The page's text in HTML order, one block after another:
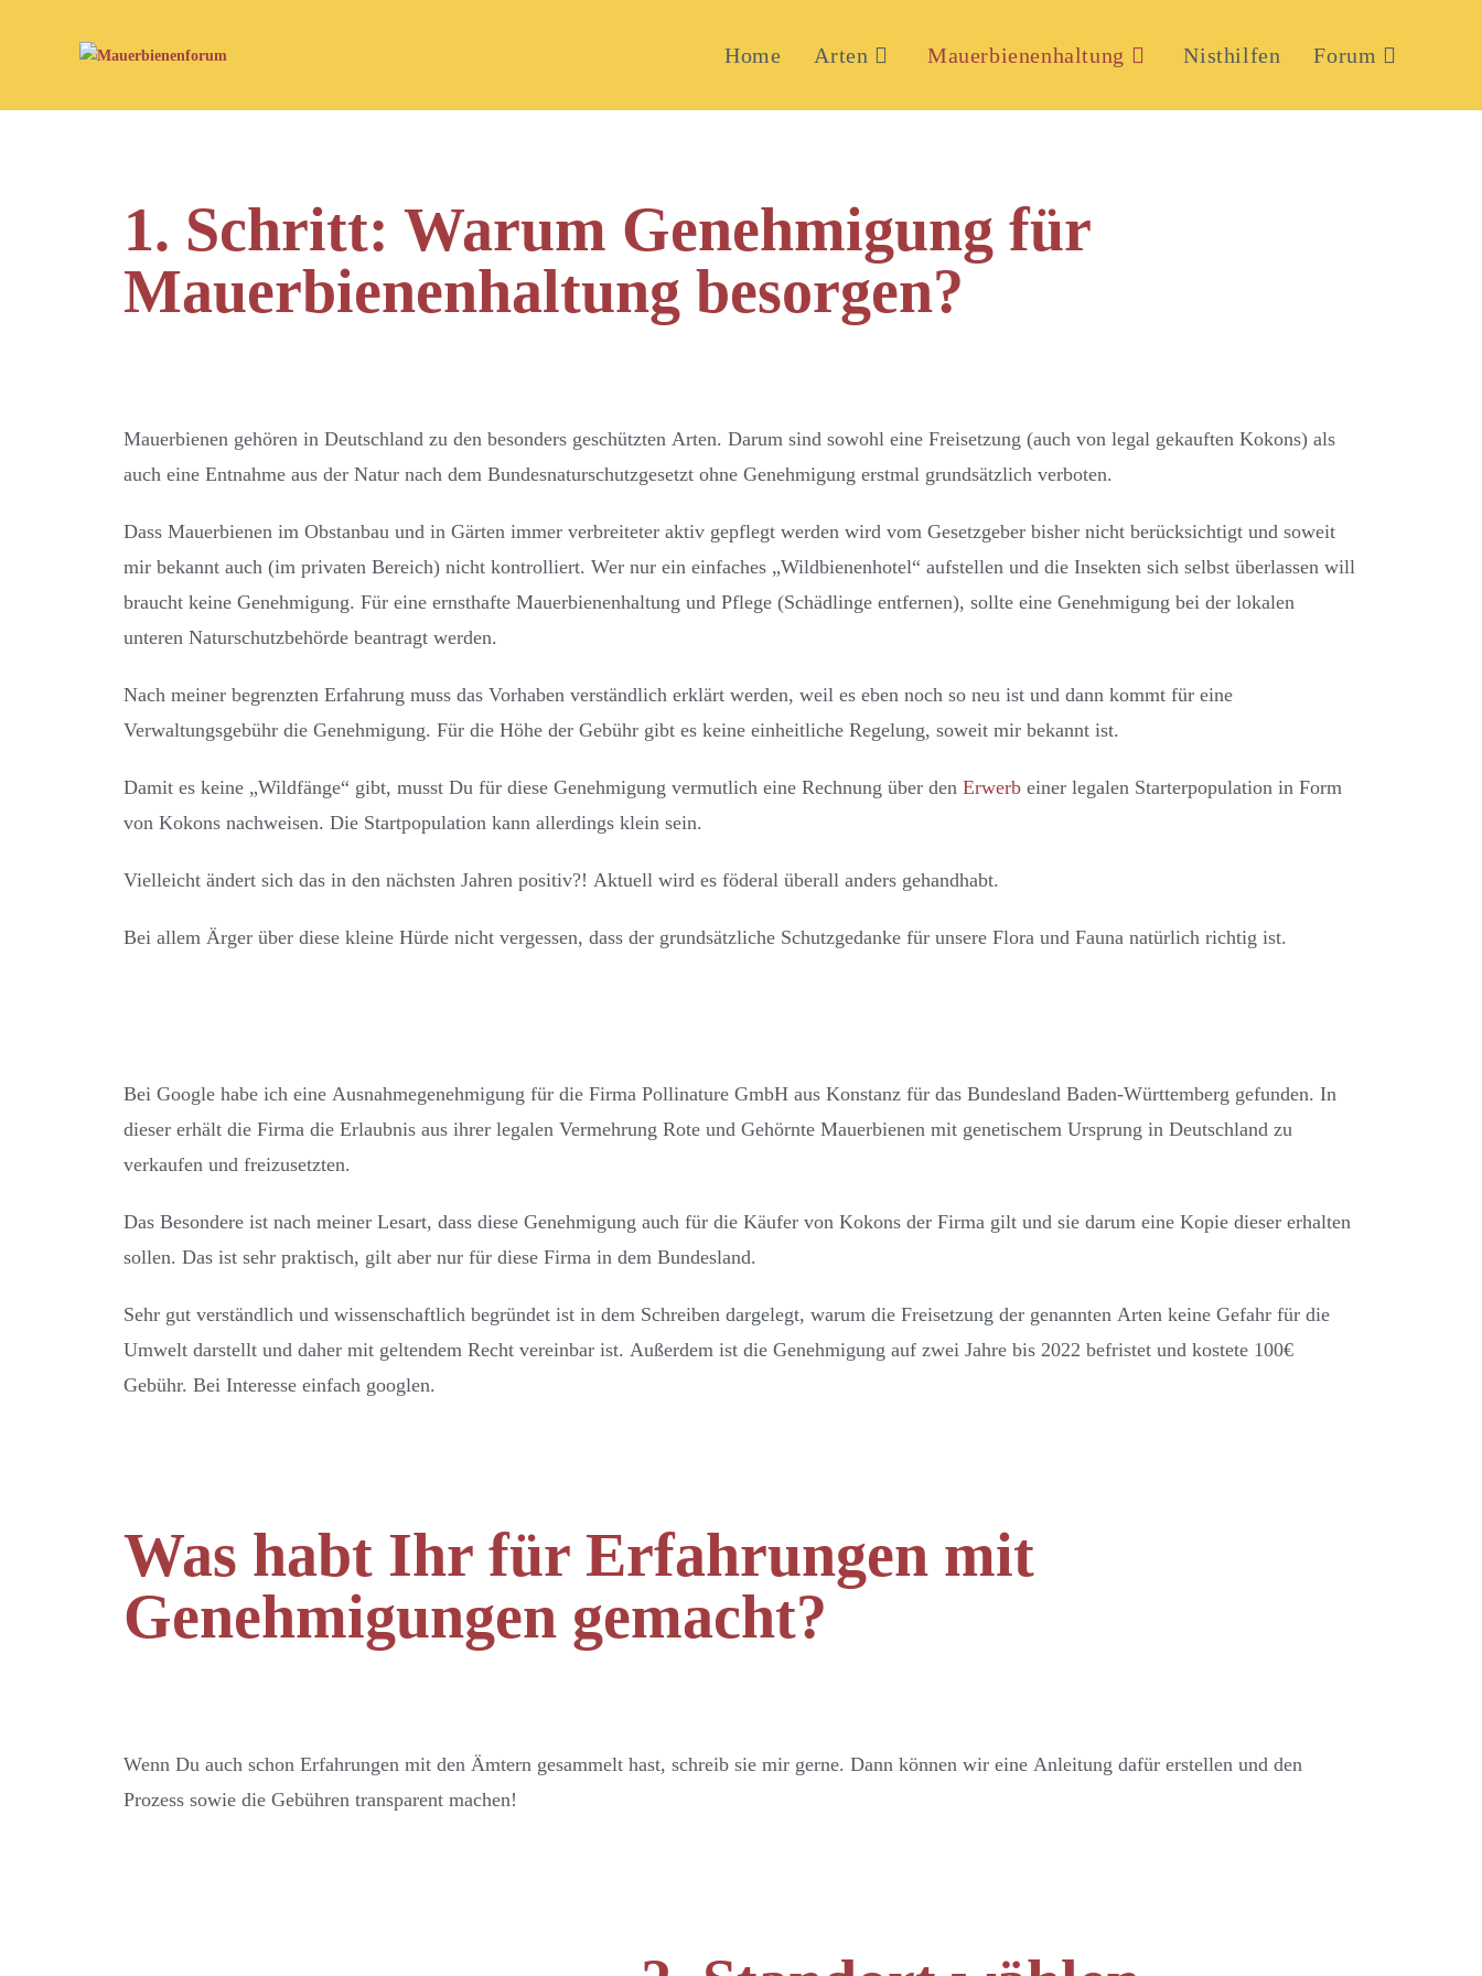
Home Arten Mauerbienenhaltung Nisthilfen Forum
1. Schritt: Warum Genehmigung für
Mauerbienenhaltung besorgen?
Mauerbienen gehören in Deutschland zu den besonders geschützten Arten. Darum sind sowohl eine Freisetzung (auch von legal gekauften Kokons) als
auch eine Entnahme aus der Natur nach dem Bundesnaturschutzgesetzt ohne Genehmigung erstmal grundsätzlich verboten.
Dass Mauerbienen im Obstanbau und in Gärten immer verbreiteter aktiv gepflegt werden wird vom Gesetzgeber bisher nicht berücksichtigt und soweit
mir bekannt auch (im privaten Bereich) nicht kontrolliert. Wer nur ein einfaches „Wildbienenhotel“ aufstellen und die Insekten sich selbst überlassen will
braucht keine Genehmigung. Für eine ernsthafte Mauerbienenhaltung und Pflege (Schädlinge entfernen), sollte eine Genehmigung bei der lokalen
unteren Naturschutzbehörde beantragt werden.
Nach meiner begrenzten Erfahrung muss das Vorhaben verständlich erklärt werden, weil es eben noch so neu ist und dann kommt für eine
Verwaltungsgebühr die Genehmigung. Für die Höhe der Gebühr gibt es keine einheitliche Regelung, soweit mir bekannt ist.
Damit es keine „Wildfänge“ gibt, musst Du für diese Genehmigung vermutlich eine Rechnung über den Erwerb einer legalen Starterpopulation in Form
von Kokons nachweisen. Die Startpopulation kann allerdings klein sein.
Vielleicht ändert sich das in den nächsten Jahren positiv?! Aktuell wird es föderal überall anders gehandhabt.
Bei allem Ärger über diese kleine Hürde nicht vergessen, dass der grundsätzliche Schutzgedanke für unsere Flora und Fauna natürlich richtig ist.
Bei Google habe ich eine Ausnahmegenehmigung für die Firma Pollinature GmbH aus Konstanz für das Bundesland Baden-Württemberg gefunden. In
dieser erhält die Firma die Erlaubnis aus ihrer legalen Vermehrung Rote und Gehörnte Mauerbienen mit genetischem Ursprung in Deutschland zu
verkaufen und freizusetzten.
Das Besondere ist nach meiner Lesart, dass diese Genehmigung auch für die Käufer von Kokons der Firma gilt und sie darum eine Kopie dieser erhalten
sollen. Das ist sehr praktisch, gilt aber nur für diese Firma in dem Bundesland.
Sehr gut verständlich und wissenschaftlich begründet ist in dem Schreiben dargelegt, warum die Freisetzung der genannten Arten keine Gefahr für die
Umwelt darstellt und daher mit geltendem Recht vereinbar ist. Außerdem ist die Genehmigung auf zwei Jahre bis 2022 befristet und kostete 100€
Gebühr. Bei Interesse einfach googlen.
Was habt Ihr für Erfahrungen mit
Genehmigungen gemacht?
Wenn Du auch schon Erfahrungen mit den Ämtern gesammelt hast, schreib sie mir gerne. Dann können wir eine Anleitung dafür erstellen und den
Prozess sowie die Gebühren transparent machen!